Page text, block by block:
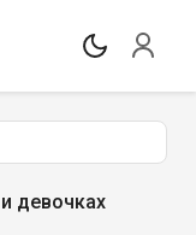
девочках